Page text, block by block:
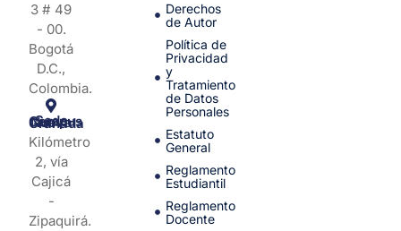
3 # 49
- 00.
Bogotá
D.C.,
Colombia.
Sede Campus Nueva Granada
Kilómetro
2, vía
Cajicá
-
Zipaquirá.
Derechos
de Autor
Política de
Privacidad
y
Tratamiento
de Datos
Personales
Estatuto
General
Reglamento
Estudiantil
Reglamento
Docente